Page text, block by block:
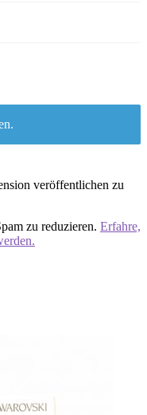
veröffentlichen zu
zu reduzieren. Erfahre,